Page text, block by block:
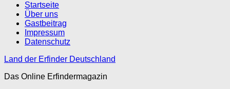
Startseite
Über uns
Gastbeitrag
Impressum
Datenschutz
Land der Erfinder Deutschland
Das Online Erfindermagazin